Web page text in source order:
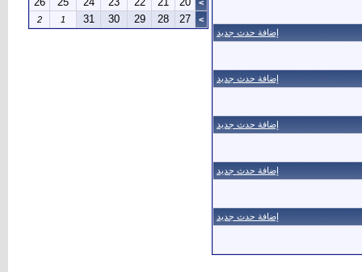
إضافة حدث جديد
إضافة حدث جديد
إضافة حدث جديد
إضافة حدث جديد
إضافة حدث جديد
>
>
27
28
29
30
31
1
2